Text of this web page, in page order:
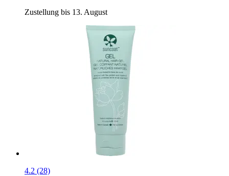
Zustellung bis 13. August
4.2 (28)